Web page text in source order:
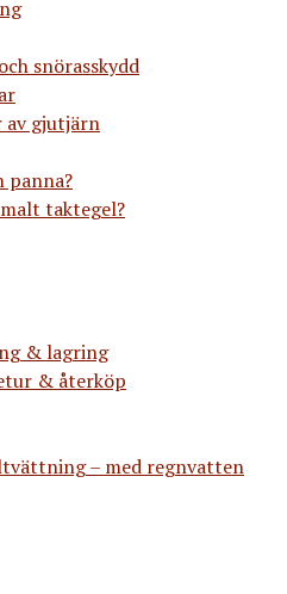
snörasskydd
av gjutjärn
panna?
taktegel?
& lagring
& återköp
– med regnvatten